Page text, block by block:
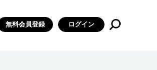
無料会員登録 ログイン